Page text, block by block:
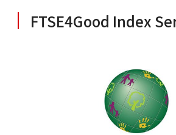
FTSE4Good Index